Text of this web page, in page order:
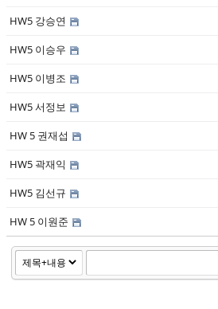
HW5 강승연
HW5 이승우
HW5 이병조
HW5 서정보
HW 5 권재섭
HW5 곽재익
HW5 김선규
HW 5 이원준